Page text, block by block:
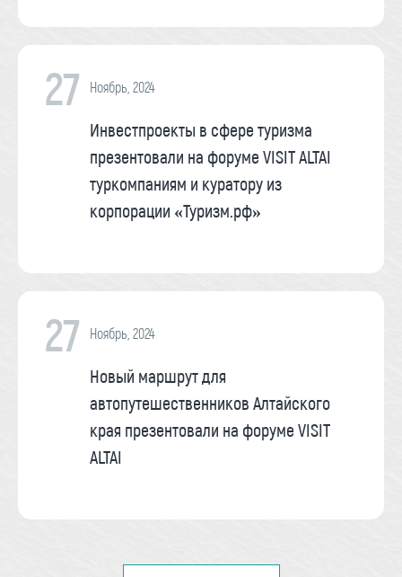
27 Ноябрь, 2024
Инвестпроекты в сфере туризма
презентовали на форуме VISIT ALTAI
туркомпаниям и куратору из
корпорации «Туризм.рф»
27 Ноябрь, 2024
Новый маршрут для
автопутешественников Алтайского
края презентовали на форуме VISIT
ALTAI